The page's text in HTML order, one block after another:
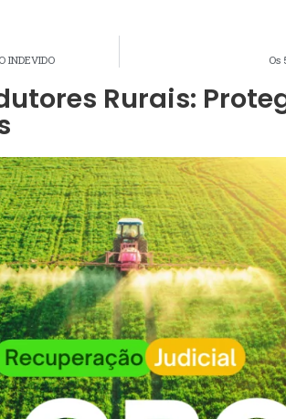
INDEVIDO Os
Rurais: